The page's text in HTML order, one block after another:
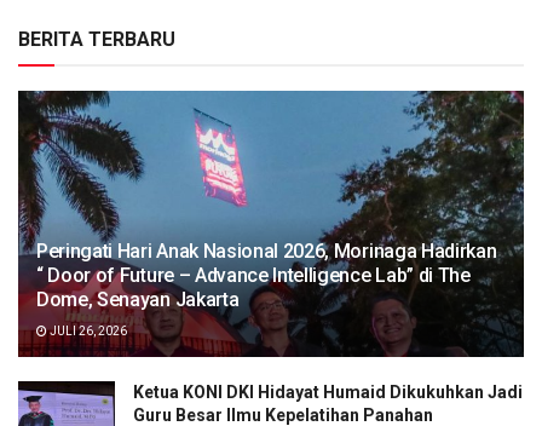
BERITA TERBARU
Peringati Hari Anak Nasional 2026, Morinaga Hadirkan
“ Door of Future – Advance Intelligence Lab” di The
Dome, Senayan Jakarta
JULI 26, 2026
Ketua KONI DKI Hidayat Humaid Dikukuhkan Jadi
Guru Besar Ilmu Kepelatihan Panahan